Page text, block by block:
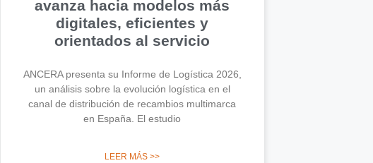
avanza hacia modelos más
digitales, eficientes y
orientados al servicio
ANCERA presenta su Informe de Logística 2026,
un análisis sobre la evolución logística en el
canal de distribución de recambios multimarca
en España. El estudio
LEER MÁS >>